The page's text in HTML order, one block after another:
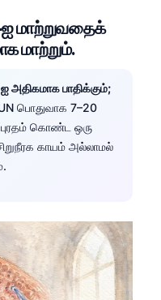
ஐ மாற்றுவதைக்
மாற்றும்.
அதிகமாக பாதிக்கும்;
பொதுவாக 7–20
புரதம் கொண்ட ஒரு
சிறுநீரக காயம் அல்லாமல்